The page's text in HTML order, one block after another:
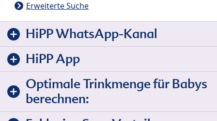
Erweiterte Suche
HiPP WhatsApp-Kanal
HiPP App
Optimale Trinkmenge für Babys
berechnen: